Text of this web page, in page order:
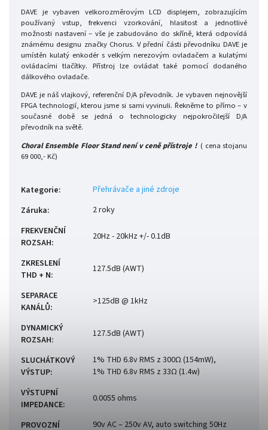
DAVE je vybaven velkorozměrovým LCD displejem, zobrazujícím
používaný vstup, frekvenci vzorkování, hlasitost a jednotlivé
možnosti nastavení – vše je zabudováno do skříně, která odpovídá
známému designu značky Chorus. V přední části převodníku DAVE je
umístěn kulatý enkodér s velkým nerezovým ovladačem a kulatými
ovládacími tlačítky. Přístroj lze ovládat také pomocí dodaného
dálkového ovladače.
DAVE je náš vlajkový, referenční D/A převodník. Je vybaven nejnovější
FPGA technologií, kterou jsme si sami vyvinuli. Řekněme to přímo – v
současné době se jedná o technologicky nejpokročilejší D/A
převodník na světě.
Choral Ensemble Floor Stand není v ceně přístroje ! ( cena stojanu
69 000,- Kč)
Kategorie:
Přehrávače a jiné zdroje
Záruka:
2 roky
FREKVENČNÍ
ROZSAH:
20Hz - 20kHz +/- 0.1dB
ZKRESLENÍ
THD + N:
127.5dB (AWT)
SEPARACE
KANÁLŮ:
>125dB @ 1kHz
DYNAMICKÝ
ROZSAH:
127.5dB (AWT)
SLUCHÁTKOVÝ
VÝSTUP:
1% THD 6.8v RMS z 300Ω (154mW),
1% THD 6.8v RMS z 33Ω (1.4w)
VÝSTUPNÍ
IMPEDANCE:
0.0055 ohms
PROVOZNÍ 90v AC – 250v AV, auto switching 50Hz